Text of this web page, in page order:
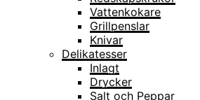
Vattenkokare
Grillpenslar
Knivar
Delikatesser
Inlagt
Drycker
Salt och Peppar